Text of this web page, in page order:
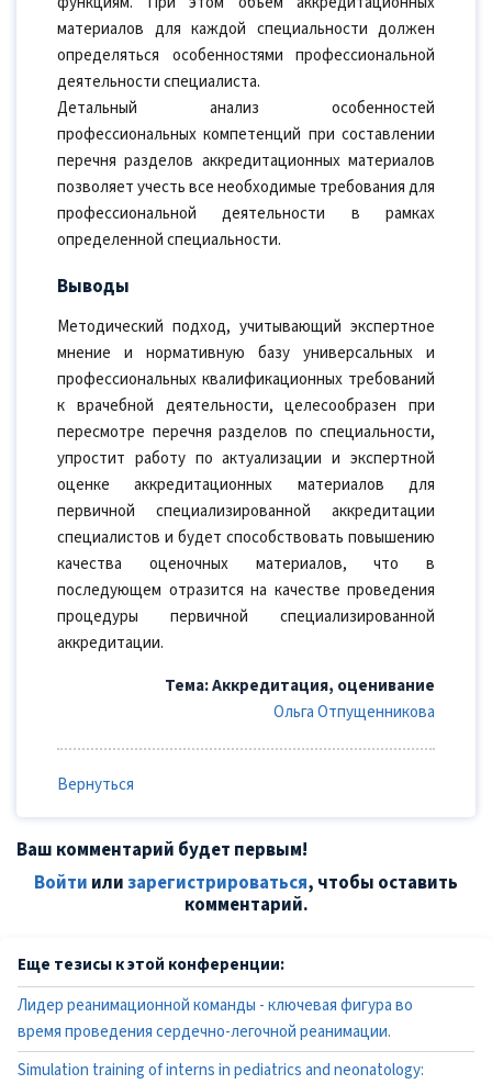
материалов для каждой специальности должен
определяться особенностями профессиональной
деятельности специалиста.
Детальный анализ особенностей
профессиональных компетенций при составлении
перечня разделов аккредитационных материалов
позволяет учесть все необходимые требования для
профессиональной деятельности в рамках
определенной специальности.
Выводы
Методический подход, учитывающий экспертное
мнение и нормативную базу универсальных и
профессиональных квалификационных требований
к врачебной деятельности, целесообразен при
пересмотре перечня разделов по специальности,
упростит работу по актуализации и экспертной
оценке аккредитационных материалов для
первичной специализированной аккредитации
специалистов и будет способствовать повышению
качества оценочных материалов, что в
последующем отразится на качестве проведения
процедуры первичной специализированной
аккредитации.
Тема: Аккредитация, оценивание
Ольга Отпущенникова
Вернуться
Ваш комментарий будет первым!
Войти илизарегистрироваться, чтобы оставить
комментарий.
Еще тезисы к этой конференции:
Лидер реанимационной команды - ключевая фигура во
время проведения сердечно-легочной реанимации.
Simulation training of interns in pediatrics and neonatology: